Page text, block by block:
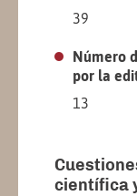
39
Número
por la
13
científica